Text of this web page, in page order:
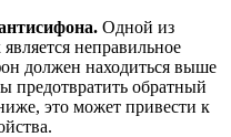
Одной из
неправильное
должен находиться выше
предотвратить обратный
это может привести к